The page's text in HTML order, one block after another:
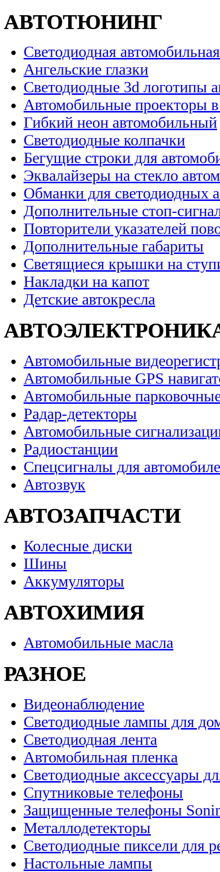
АВТОТЮНИНГ
Светодиодная
Ангельские глазки
Светодиодные 3d логотипы
Автомобильные проекторы
Гибкий неон автомобильный
Светодиодные колпачки
Бегущие строки для
Эквалайзеры на стекло
Обманки для светодиодных
Дополнительные стоп-
Повторители указателей
Дополнительные габариты
Светящиеся крышки на
Накладки на капот
Детские автокресла
Автомобильные
Автомобильные GPS
Автомобильные
Радар-детекторы
Автомобильные
Радиостанции
Спецсигналы для
Автозвук
АВТОЗАПЧАСТИ
Колесные диски
Шины
Аккумуляторы
АВТОХИМИЯ
Автомобильные масла
РАЗНОЕ
Видеонаблюдение
Светодиодные лампы для
Светодиодная лента
Автомобильная пленка
Светодиодные аксессуары
Спутниковые телефоны
Защищенные телефоны
Металлодетекторы
Светодиодные пиксели для
Настольные лампы